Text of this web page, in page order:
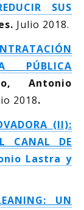
SUS
Julio 2018.
PÚBLICA
Antonio
2018.
(II):
CANAL DE
Lastra y
UN